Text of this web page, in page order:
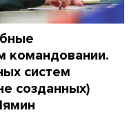
командовании.
систем
созданных)